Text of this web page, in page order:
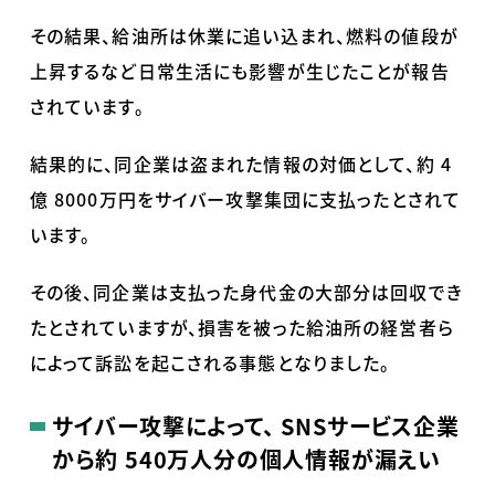
その結果、給油所は休業に追い込まれ、燃料の値段が
上昇するなど日常生活にも影響が生じたことが報告
されています。
結果的に、同企業は盗まれた情報の対価として、約 4
億8000万円をサイバー攻撃集団に支払ったとされて
います。
その後、同企業は支払った身代金の大部分は回収でき
たとされていますが、損害を被った給油所の経営者ら
によって訴訟を起こされる事態となりました。
サイバー攻撃によって、 SNSサービス企業
から約540万人分の個人情報が漏えい